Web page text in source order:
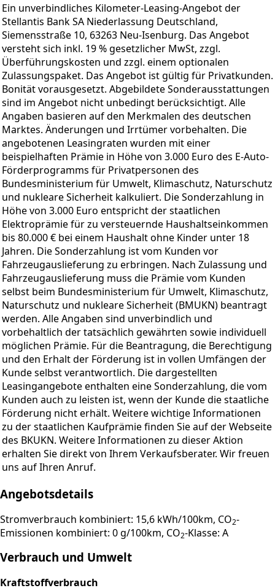
Ein unverbindliches Kilometer-Leasing-Angebot der
Stellantis Bank SA Niederlassung Deutschland,
Siemensstraße 10, 63263 Neu-Isenburg. Das Angebot
versteht sich inkl. 19 % gesetzlicher MwSt, zzgl.
Überführungskosten und zzgl. einem optionalen
Zulassungspaket. Das Angebot ist gültig für Privatkunden.
Bonität vorausgesetzt. Abgebildete Sonderausstattungen
sind im Angebot nicht unbedingt berücksichtigt. Alle
Angaben basieren auf den Merkmalen des deutschen
Marktes. Änderungen und Irrtümer vorbehalten. Die
angebotenen Leasingraten wurden mit einer
beispielhaften Prämie in Höhe von 3.000 Euro des E-Auto-
Förderprogramms für Privatpersonen des
Bundesministerium für Umwelt, Klimaschutz, Naturschutz
und nukleare Sicherheit kalkuliert. Die Sonderzahlung in
Höhe von 3.000 Euro entspricht der staatlichen
Elektroprämie für zu versteuernde Haushaltseinkommen
bis 80.000 € bei einem Haushalt ohne Kinder unter 18
Jahren. Die Sonderzahlung ist vom Kunden vor
Fahrzeugauslieferung zu erbringen. Nach Zulassung und
Fahrzeugauslieferung muss die Prämie vom Kunden
selbst beim Bundesministerium für Umwelt, Klimaschutz,
Naturschutz und nukleare Sicherheit (BMUKN) beantragt
werden. Alle Angaben sind unverbindlich und
vorbehaltlich der tatsächlich gewährten sowie individuell
möglichen Prämie. Für die Beantragung, die Berechtigung
und den Erhalt der Förderung ist in vollen Umfängen der
Kunde selbst verantwortlich. Die dargestellten
Leasingangebote enthalten eine Sonderzahlung, die vom
Kunden auch zu leisten ist, wenn der Kunde die staatliche
Förderung nicht erhält. Weitere wichtige Informationen
zu der staatlichen Kaufprämie finden Sie auf der Webseite
des BKUKN. Weitere Informationen zu dieser Aktion
erhalten Sie direkt von Ihrem Verkaufsberater. Wir freuen
uns auf Ihren Anruf.
Angebotsdetails
Stromverbrauch kombiniert: 15,6 kWh/100km, CO2-
Emissionen kombiniert: 0 g/100km, CO2-Klasse: A
Verbrauch und Umwelt
Kraftstoffverbrauch